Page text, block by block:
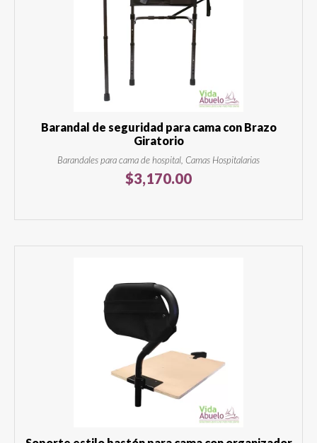
Barandal de seguridad para cama con Brazo
Giratorio
Barandales para cama de hospital, Camas Hospitalarias
$3,170.00